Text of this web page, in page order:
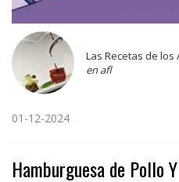
Las Recetas de los
en afl
01-12-2024
Hamburguesa de Pollo